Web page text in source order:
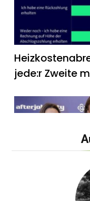
jede:r Zweite
Late Night
Sängerin
Rahmen der